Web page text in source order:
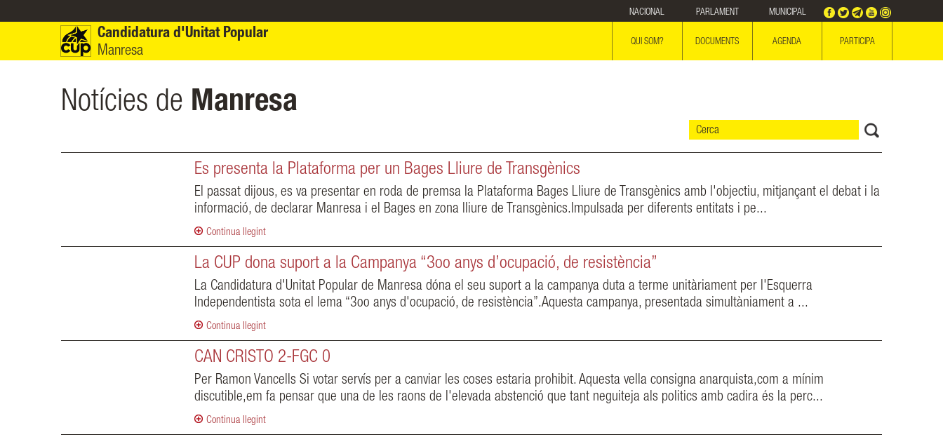
NACIONAL PARLAMENT MUNICIPAL
Candidatura d'Unitat Popular
Manresa
QUI SOM? DOCUMENTS AGENDA PARTICIPA
Notícies de Manresa
Es presenta la Plataforma per un Bages Lliure de Transgènics
El passat dijous, es va presentar en roda de premsa la Plataforma Bages Lliure de Transgènics amb l'objectiu, mitjançant el debat i la
informació, de declarar Manresa i el Bages en zona lliure de Transgènics.Impulsada per diferents entitats i pe...
Continua llegint
La CUP dona suport a la Campanya “3oo anys d’ocupació, de resistència”
La Candidatura d'Unitat Popular de Manresa dóna el seu suport a la campanya duta a terme unitàriament per l'Esquerra
Independentista sota el lema “3oo anys d'ocupació, de resistència”.Aquesta campanya, presentada simultàniament a ...
Continua llegint
CAN CRISTO 2-FGC 0
Per Ramon Vancells Si votar servís per a canviar les coses estaria prohibit. Aquesta vella consigna anarquista,com a mínim
discutible,em fa pensar que una de les raons de l'elevada abstenció que tant neguiteja als politics amb cadira és la perc...
Continua llegint